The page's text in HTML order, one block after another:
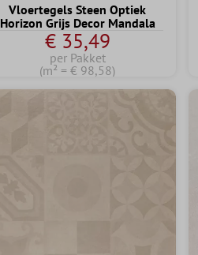
Vloertegels Steen Optiek
Horizon Grijs Decor Mandala
€ 35,49
per Pakket
(m² = € 98,58)